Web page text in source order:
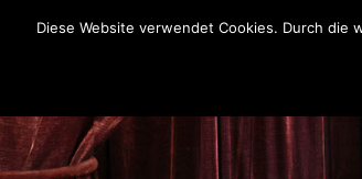
Diese Website verwendet Cookies. Durch die